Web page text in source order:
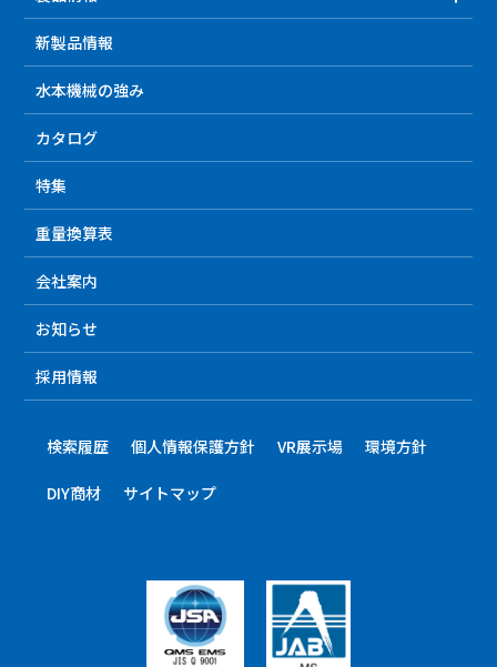
新製品情報
水本機械の強み
カタログ
特集
重量換算表
会社案内
お知らせ
採用情報
検索履歴 個人情報保護方針 VR展示場 環境方針
DIY商材 サイトマップ